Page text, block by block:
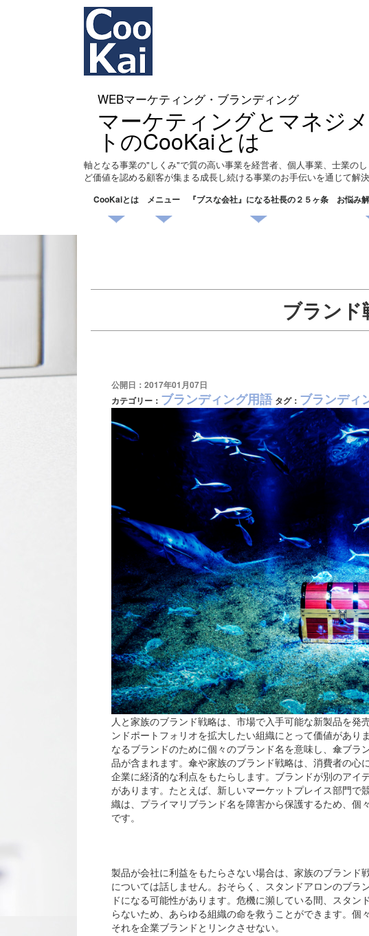
WEBマーケティング・ブランディング
マーケティングとマネジ
トのCooKaiとは
軸となる事業の"しくみ"で質の高い事業を経営者、個人事業、士業の
ど価値を認める顧客が集まる成長し続ける事業のお手伝いを通じて解決
CooKaiとは メニュー 『ブスな会社』になる社長の２５ヶ条 お悩み
ブランド
公開日：2017年01月07日
カテゴリー： ブランディング用語 タグ： ブランディ
人と家族のブランド戦略は、市場で入手可能な新製品を発
ンドポートフォリオを拡大したい組織にとって価値があ
なるブランドのために個々のブランド名を意味し、傘ブラ
品が含まれます。傘や家族のブランド戦略は、消費者の心
企業に経済的な利点をもたらします。ブランドが別のアイ
があります。たとえば、新しいマーケットプレイス部門で
織は、プライマリブランド名を障害から保護するため、個
です。
製品が会社に利益をもたらさない場合は、家族のブランド
については話しません。おそらく、スタンドアロンのブラ
ドになる可能性があります。危機に瀕している間、スタ
らないため、あらゆる組織の命を救うことができます。個
それを企業ブランドとリンクさせない。